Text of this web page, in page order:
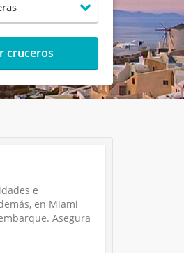
cruceros
e
en Miami
Asegura